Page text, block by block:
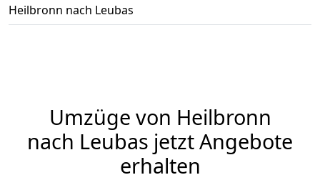
Heilbronn nach Leubas
Umzüge von Heilbronn
nach Leubas jetzt Angebote
erhalten